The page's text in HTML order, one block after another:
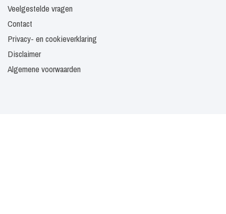
Veelgestelde vragen
Contact
Privacy- en cookieverklaring
Disclaimer
Algemene voorwaarden